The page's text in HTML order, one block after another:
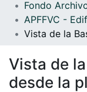
Vista de
desde la